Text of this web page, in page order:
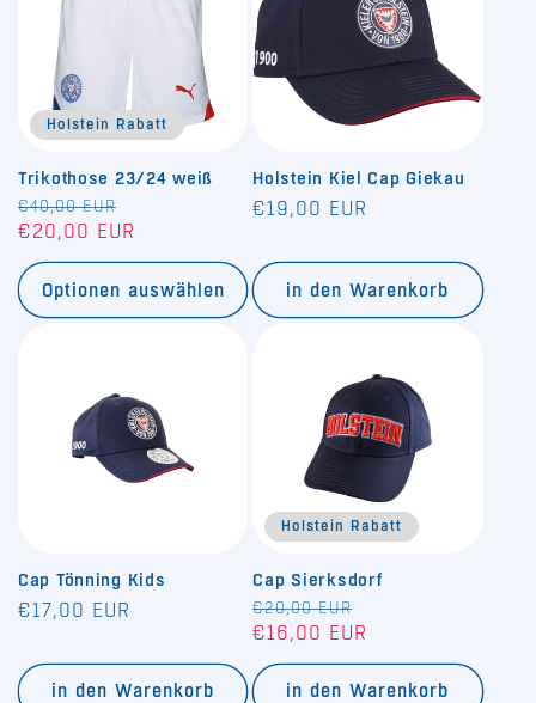
Holstein Rabatt
Trikothose 23/24 weiß
Normaler
Preis
€40,00 EUR
Verkaufspreis
€20,00 EUR
Optionen auswählen
Holstein Kiel Cap Giekau
Normaler
€19,00 EUR
in den Warenkorb
Cap Tönning Kids
Normaler
€17,00 EUR
in den Warenkorb
Holstein Rabatt
Cap Sierksdorf
Normaler
Preis
€20,00 EUR
€16,00 EUR
in den Warenkorb